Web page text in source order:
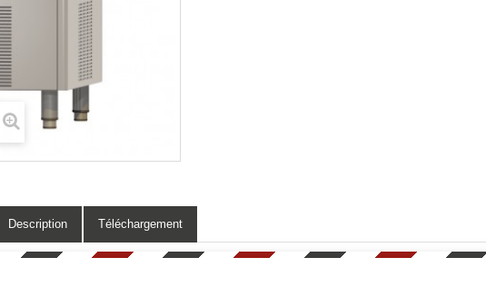
Description Téléchargement